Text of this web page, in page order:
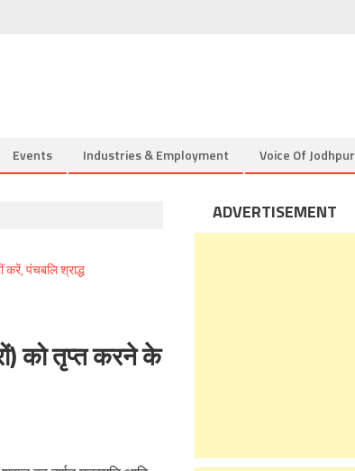
Events Industries & Employment Voice Of Jodhpur
को तृप्त करने के
ADVERTISEMENT